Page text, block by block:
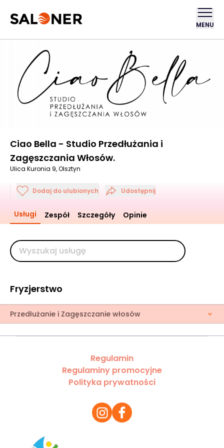
MENU
Ciao Bella - Studio Przedłużania i
Zagęszczania Włosów.
Ulica Kuronia 9, Olsztyn
Dodaj do ulubionych Udostępnij
Usługi Zespół Szczegóły Opinie
Fryzjerstwo
Przedłużanie i Zagęszczanie włosów
Regulamin
Regulaminy promocyjne
Polityka prywatności